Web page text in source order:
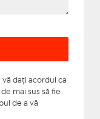
vă daţi acordul ca
mai sus să fie
de a vă